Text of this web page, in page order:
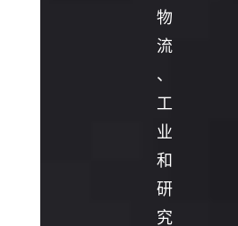
物
流
、
工
业
和
研
究